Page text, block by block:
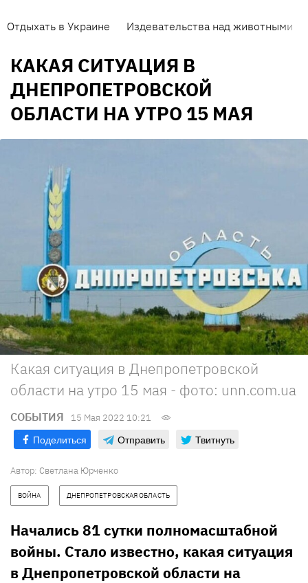
Отдыхать в Украине Издевательства над животными
КАКАЯ СИТУАЦИЯ В
ДНЕПРОПЕТРОВСКОЙ
ОБЛАСТИ НА УТРО 15 МАЯ
Какая ситуация в Днепропетровской
области на утро 15 мая - фото: unn.com.ua
СОБЫТИЯ 15 Мая 2022 10:21
Поделиться Отправить Твитнуть
Автор: Светлана Юрченко
ВОЙНА ДНЕПРОПЕТРОВСКАЯ ОБЛАСТЬ
Начались 81 сутки полномасштабной
войны. Стало известно, какая ситуация
в Днепропетровской области на